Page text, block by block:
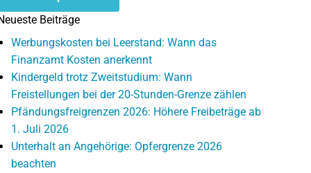
Beiträge
Werbungskosten bei Leerstand: Wann das
Finanzamt Kosten anerkennt
Kindergeld trotz Zweitstudium: Wann
Freistellungen bei der 20-Stunden-Grenze zählen
Pfändungsfreigrenzen 2026: Höhere Freibeträge ab
1. Juli 2026
Unterhalt an Angehörige: Opfergrenze 2026
beachten